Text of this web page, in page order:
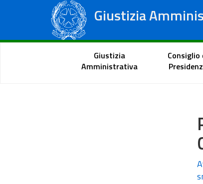
Giustizia
Tribunali Amministrativi
Portale del cittadino
Giustizia
Amministrativa
Consiglio